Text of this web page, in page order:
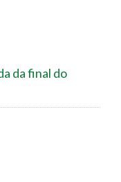
da final do